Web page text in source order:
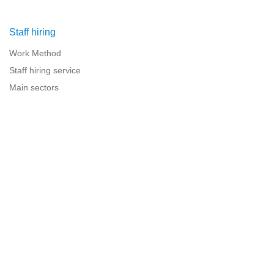
Staff hiring
Work Method
Staff hiring service
Main sectors